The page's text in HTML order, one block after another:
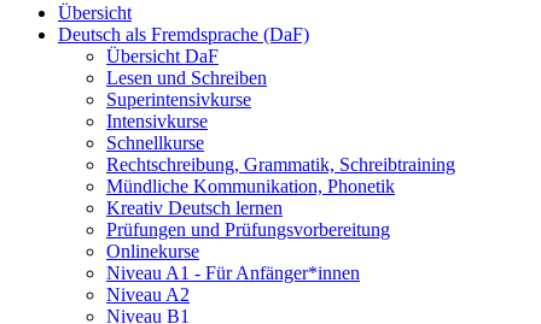
Übersicht
Deutsch als Fremdsprache (DaF)
Übersicht DaF
Lesen und Schreiben
Superintensivkurse
Intensivkurse
Schnellkurse
Rechtschreibung, Grammatik, Schreibtraining
Mündliche Kommunikation, Phonetik
Kreativ Deutsch lernen
Prüfungen und Prüfungsvorbereitung
Onlinekurse
Niveau A1 - Für Anfänger*innen
Niveau A2
Niveau B1